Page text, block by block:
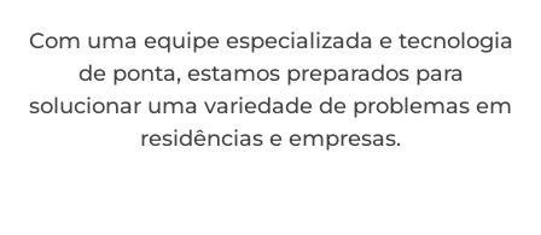
Com uma equipe especializada e tecnologia
de ponta, estamos preparados para
solucionar uma variedade de problemas em
residências e empresas.